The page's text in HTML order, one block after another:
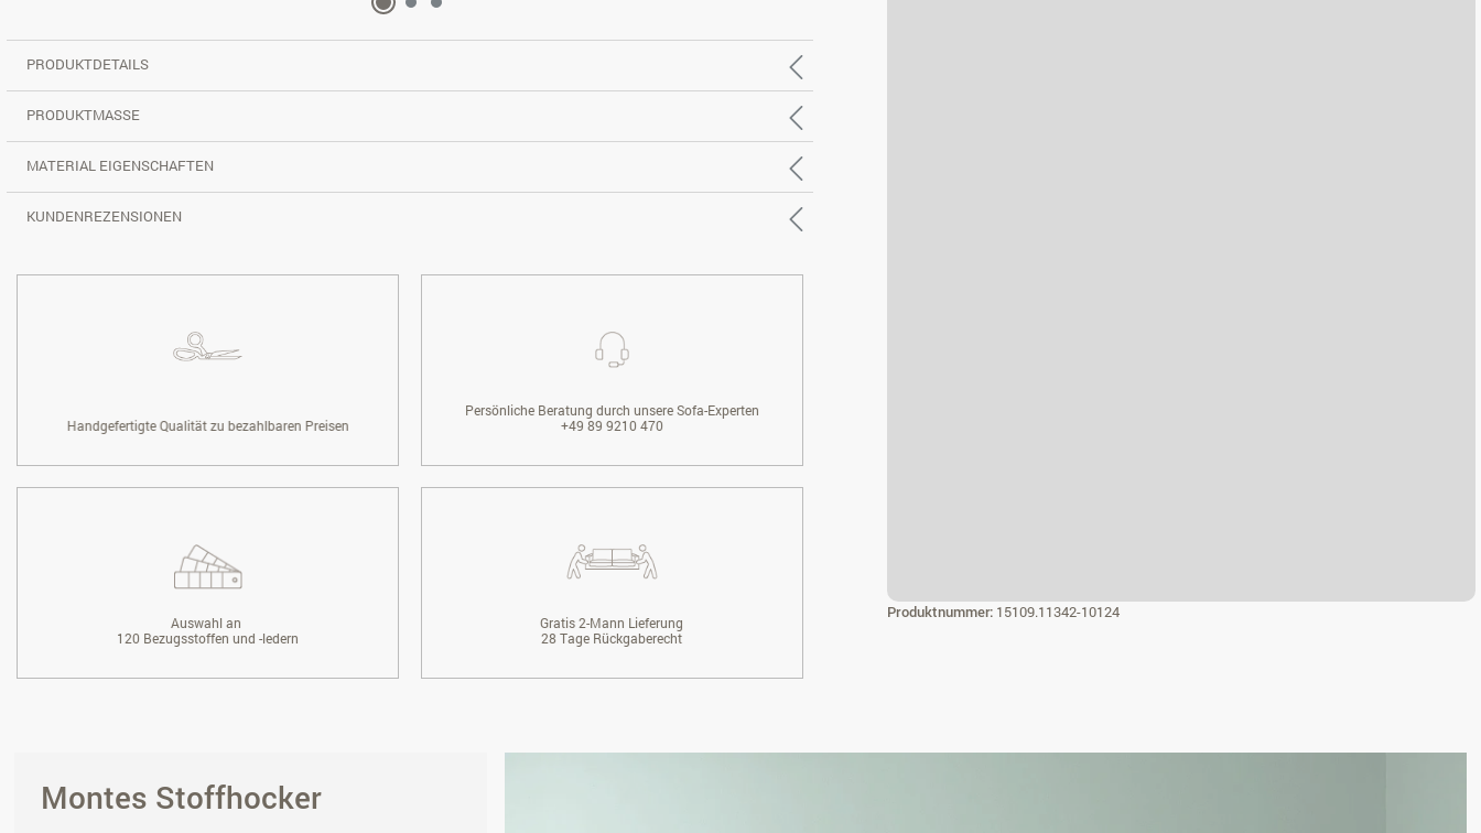
Produktnummer: 15109.11342-10124
PRODUKTDETAILS
PRODUKTMASSE
MATERIAL EIGENSCHAFTEN
KUNDENREZENSIONEN
Handgefertigte Qualität zu bezahlbaren Preisen
Persönliche Beratung durch unsere Sofa-Experten
+49 89 9210 470
Auswahl an
120 Bezugsstoffen und -ledern
Gratis 2-Mann Lieferung
28 Tage Rückgaberecht
Montes Stoffhocker